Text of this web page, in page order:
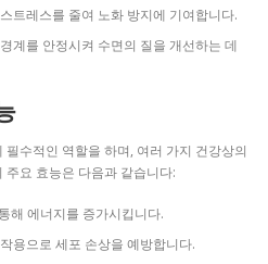
트레스를 줄여 노화 방지에 기여합니다.
계를 안정시켜 수면의 질을 개선하는 데
수적인 역할을 하며, 여러 가지 건강상의
요 효능은 다음과 같습니다:
해 에너지를 증가시킵니다.
용으로 세포 손상을 예방합니다.